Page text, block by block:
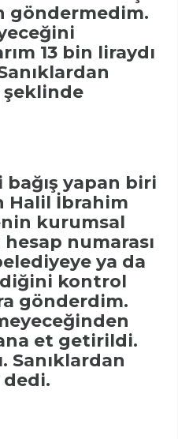
göndermedim.
13 bin liraydı
yapan biri
Halil İbrahim
kurumsal
hesap numarası
ya da
kontrol
gönderdim.
et getirildi.
Sanıklardan